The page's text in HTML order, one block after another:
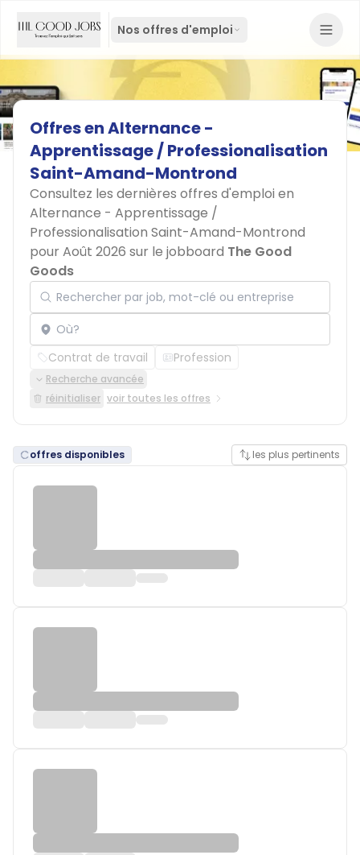
Nos offres d'emploi
OffresenAlternance-
Apprentissage/Professionalisation
Saint-Amand-Montrond
Consultez les dernières offres d'emploi en
Alternance - Apprentissage /
Professionalisation Saint-Amand-Montrond
pour Août 2026 sur le jobboard The Good
Goods
Rechercher par job, mot-clé ou entreprise
Localisation
Contrat de travail Profession
Recherche avancée
réinitialiser voir toutes les offres
offres disponibles les plus pertinents